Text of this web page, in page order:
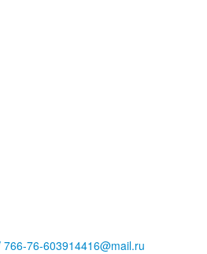
766-76-603914416@mail.ru